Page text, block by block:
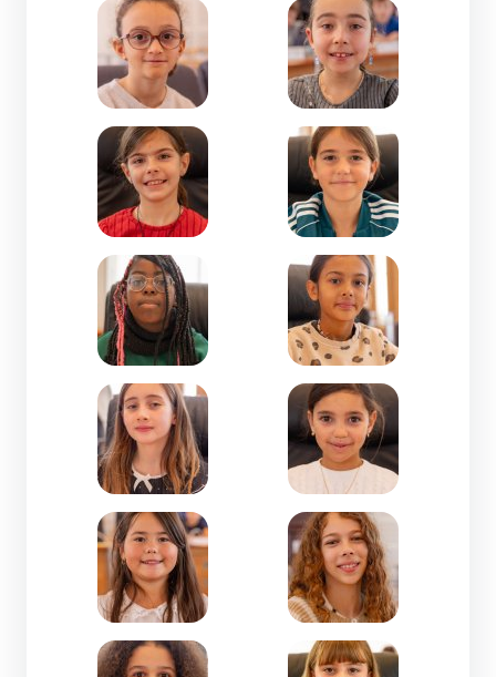
Zoom de l'image Lalie ERVIC-CE2-Pierre Paul
Zoom de l'image Laly
Zoom de l'image Léna ARRIBAS-CE2-Trencavel
Zoom de l'image Léonie
Zoom de l'image Leslie DIKILA TSHANGO-CM1-
Zoom de l'image Lexie
Zoom de l'image Li Ly May CASTEL FIELD-CM1-
Zoom de l'image Lina
Zoom de l'image Louise MAI CARRIERE-CE2-
Zoom de l'image Lucie
Zoom de l'image Lucie TCHAKHALIAN-CM1-
Zoom de l'image Lucile